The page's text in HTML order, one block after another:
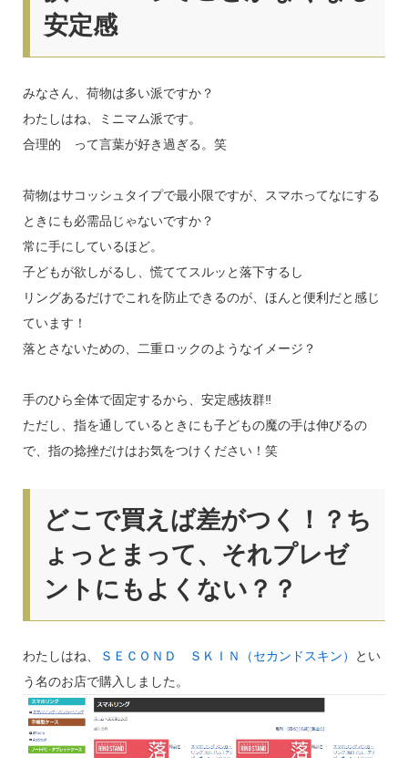
安定感
みなさん、荷物は多い派ですか？
わたしはね、ミニマム派です。
合理的 って言葉が好き過ぎる。笑
荷物はサコッシュタイプで最小限ですが、スマホってなにする
ときにも必需品じゃないですか？
常に手にしているほど。
子どもが欲しがるし、慌ててスルッと落下するし
リングあるだけでこれを防止できるのが、ほんと便利だと感じ
ています！
落とさないための、二重ロックのようなイメージ？
手のひら全体で固定するから、安定感抜群‼
ただし、指を通しているときにも子どもの魔の手は伸びるの
で、指の捻挫だけはお気をつけください！笑
どこで買えば差がつく！？ち
ょっとまって、それプレゼ
ントにもよくない？？
わたしはね、 ＳＥＣＯＮＤ ＳＫＩＮ（セカンドスキン）
とい
う名のお店で購入しました。